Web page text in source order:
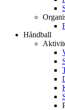
Håndball